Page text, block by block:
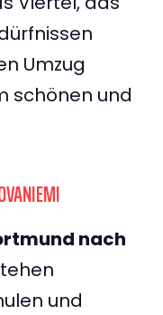
Umzug
schönen und
nach
und